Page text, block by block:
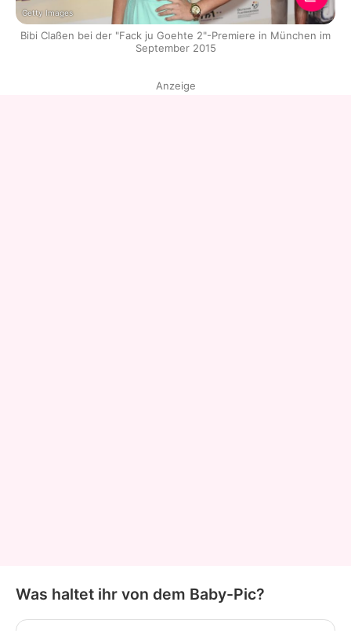
Getty Images
Bibi Claßen bei der "Fack ju Goehte 2"-Premiere in München im
September 2015
Anzeige
Was haltet ihr von dem Baby-Pic?